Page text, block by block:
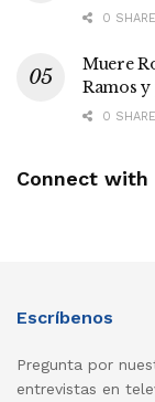
0
Muere
Ramos
0
Connect with
Escríbenos
Pregunta por
entrevistas en